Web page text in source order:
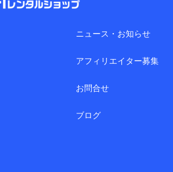
ニュース・お知らせ
アフィリエイター募集
お問合せ
ブログ